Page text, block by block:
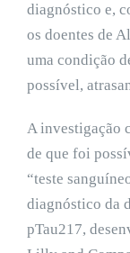
diagnóstico e,
os doentes de
uma condição
possível,
A investigação
de que foi
“teste
diagnóstico da
pTau217,